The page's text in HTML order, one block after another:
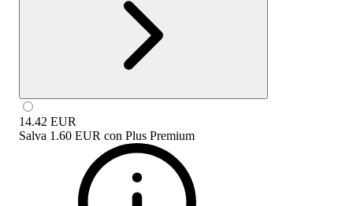
14.42 EUR
Salva 1.60 EUR con Plus Premium